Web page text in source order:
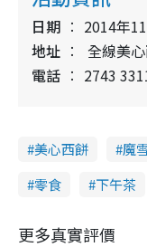
日期
2014年
地址
全線美
電話
2743
美心西餅 魔
零食
下午茶
更多真實評價